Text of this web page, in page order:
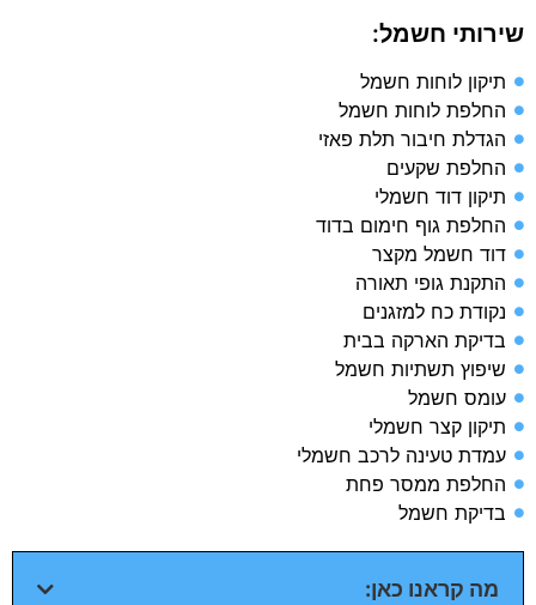
שירותי חשמל:
תיקון לוחות חשמל
החלפת לוחות חשמל
הגדלת חיבור תלת פאזי
החלפת שקעים
תיקון דוד חשמלי
החלפת גוף חימום בדוד
דוד חשמל מקצר
התקנת גופי תאורה
נקודת כח למזגנים
בדיקת הארקה בבית​
שיפוץ תשתיות חשמל​
עומס חשמל​
תיקון קצר חשמלי​
עמדת טעינה לרכב חשמלי​
החלפת ממסר פחת​
בדיקת חשמל​
מה קראנו כאן: